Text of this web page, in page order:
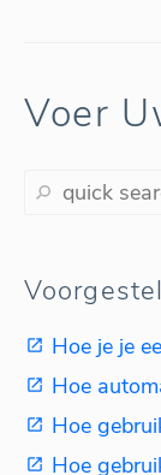
Voer
Hoe je je
Hoe
Hoe
Hoe